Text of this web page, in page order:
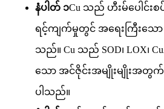
နံပါတ် ၁Cu သည် ဟီးမ်ပေါင်းစ
ရင့်ကျက်မှုတွင် အရေးကြီးသော
သည်။ Cu သည် SOD၊ LOX
သော အင်ဇိုင်းအမျိုးမျိုးအတွ
ပါသည်။